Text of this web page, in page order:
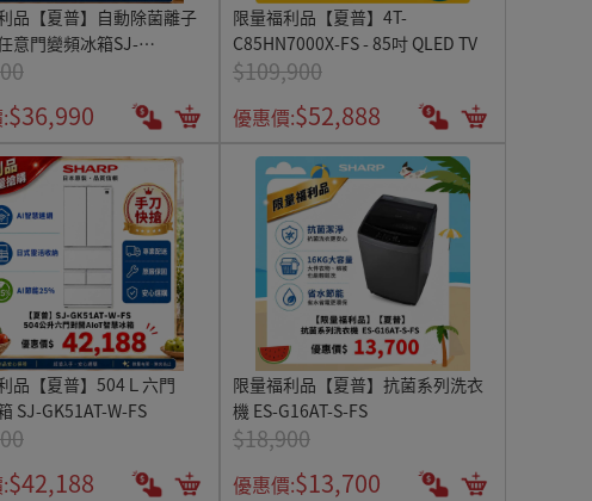
品【夏普】自動除菌離子
意門變頻冰箱SJ-
S-FS
$36,990
限量福利品【夏普】4T-
C85HN7000X-FS - 85吋 QLED TV
$109,900
優惠價:$52,888
品【夏普】504Ｌ六門
SJ-GK51AT-W-FS
$42,188
限量福利品【夏普】抗菌系列洗衣
機 ES-G16AT-S-FS
$18,900
優惠價:$13,700